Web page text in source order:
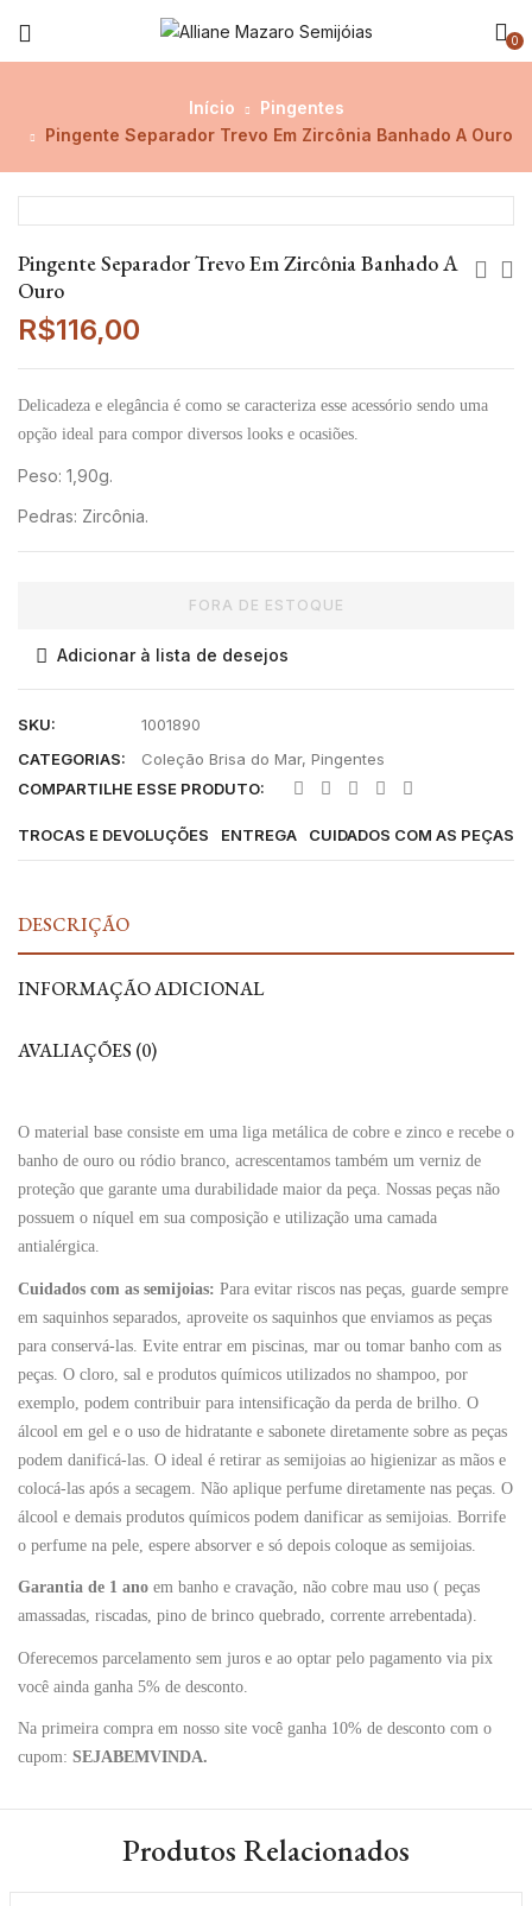
0
Início
Pingentes
Pingente Separador Trevo Em Zircônia Banhado A Ouro
Pingente Separador Trevo Em Zircônia Banhado A
Ouro
R$116,00
Delicadeza e elegância é como se caracteriza esse acessório sendo uma
opção ideal para compor diversos looks e ocasiões.
Peso: 1,90g.
Pedras: Zircônia.
FORA DE ESTOQUE
Adicionar à lista de desejos
SKU:
1001890
CATEGORIAS:
Coleção Brisa do Mar, Pingentes
COMPARTILHE ESSE PRODUTO:
TROCAS E DEVOLUÇÕES ENTREGA CUIDADOS COM AS PEÇAS
DESCRIÇÃO
INFORMAÇÃO ADICIONAL
AVALIAÇÕES (0)
O material base consiste em uma liga metálica de cobre e zinco e recebe o
banho de ouro ou ródio branco, acrescentamos também um verniz de
proteção que garante uma durabilidade maior da peça. Nossas peças não
possuem o níquel em sua composição e utilização uma camada
antialérgica.
Cuidados com as semijoias: Para evitar riscos nas peças, guarde sempre
em saquinhos separados, aproveite os saquinhos que enviamos as peças
para conservá-las. Evite entrar em piscinas, mar ou tomar banho com as
peças. O cloro, sal e produtos químicos utilizados no shampoo, por
exemplo, podem contribuir para intensificação da perda de brilho. O
álcool em gel e o uso de hidratante e sabonete diretamente sobre as peças
podem danificá-las. O ideal é retirar as semijoias ao higienizar as mãos e
colocá-las após a secagem. Não aplique perfume diretamente nas peças. O
álcool e demais produtos químicos podem danificar as semijoias. Borrife
o perfume na pele, espere absorver e só depois coloque as semijoias.
Garantia de 1 ano em banho e cravação, não cobre mau uso ( peças
amassadas, riscadas, pino de brinco quebrado, corrente arrebentada).
Oferecemos parcelamento sem juros e ao optar pelo pagamento via pix
você ainda ganha 5% de desconto.
Na primeira compra em nosso site você ganha 10% de desconto com o
cupom: SEJABEMVINDA.
Produtos Relacionados